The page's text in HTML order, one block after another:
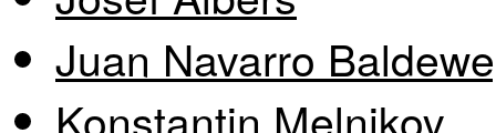
Juan Navarro
Konstantin Melnikov